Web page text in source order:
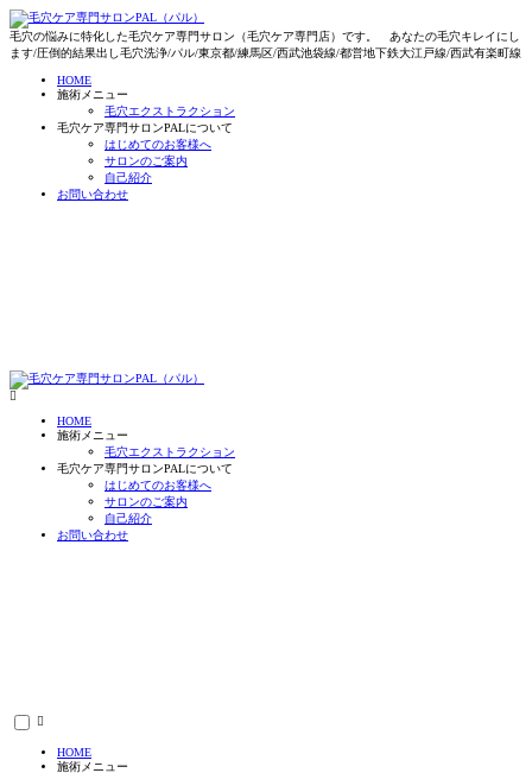
毛穴の悩みに特化した毛穴ケア専門サロン（毛穴ケア専門店）です。 あなたの毛穴キレイにし
ます/圧倒的結果出し毛穴洗浄/パル/東京都/練馬区/西武池袋線/都営地下鉄大江戸線/西武有楽町線
HOME
施術メニュー
毛穴エクストラクション
毛穴ケア専門サロンPALについて
はじめてのお客様へ
サロンのご案内
自己紹介
お問い合わせ
HOME
施術メニュー
毛穴エクストラクション
毛穴ケア専門サロンPALについて
はじめてのお客様へ
サロンのご案内
自己紹介
お問い合わせ
HOME
施術メニュー